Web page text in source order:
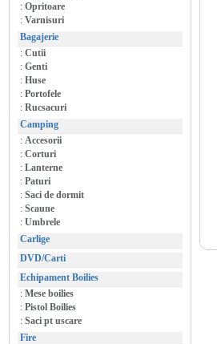
: Opritoare
: Varnisuri
Bagajerie
: Cutii
: Genti
: Huse
: Portofele
: Rucsacuri
Camping
: Accesorii
: Corturi
: Lanterne
: Paturi
: Saci de dormit
: Scaune
: Umbrele
Carlige
DVD/Carti
Echipament Boilies
: Mese boilies
: Pistol Boilies
: Saci pt uscare
Fire